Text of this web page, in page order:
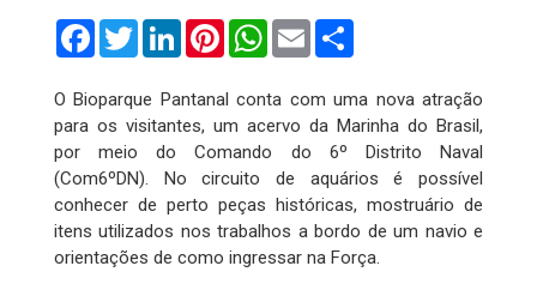
FacebookTwitterLinkedInPinterestWhatsApp
Email
O Bioparque Pantanal conta com uma nova atração
para os visitantes, um acervo da Marinha do Brasil,
por meio do Comando do 6º Distrito Naval
(Com6ºDN). No circuito de aquários é possível
conhecer de perto peças históricas, mostruário de
itens utilizados nos trabalhos a bordo de um navio e
orientações de como ingressar na Força.